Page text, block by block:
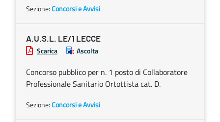
Sezione:Concorsi e Avvisi
A.U.S.L. LE/1 LECCE
Scarica Ascolta
Concorso pubblico per n. 1 posto di Collaboratore
Professionale Sanitario Ortottista cat. D.
Sezione:Concorsi e Avvisi